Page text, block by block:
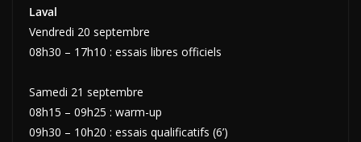
Laval
Vendredi 20 septembre
08h30 – 17h10 : essais libres officiels
Samedi 21 septembre
08h15 – 09h25 : warm-up
09h30 – 10h20 : essais qualificatifs (6’)